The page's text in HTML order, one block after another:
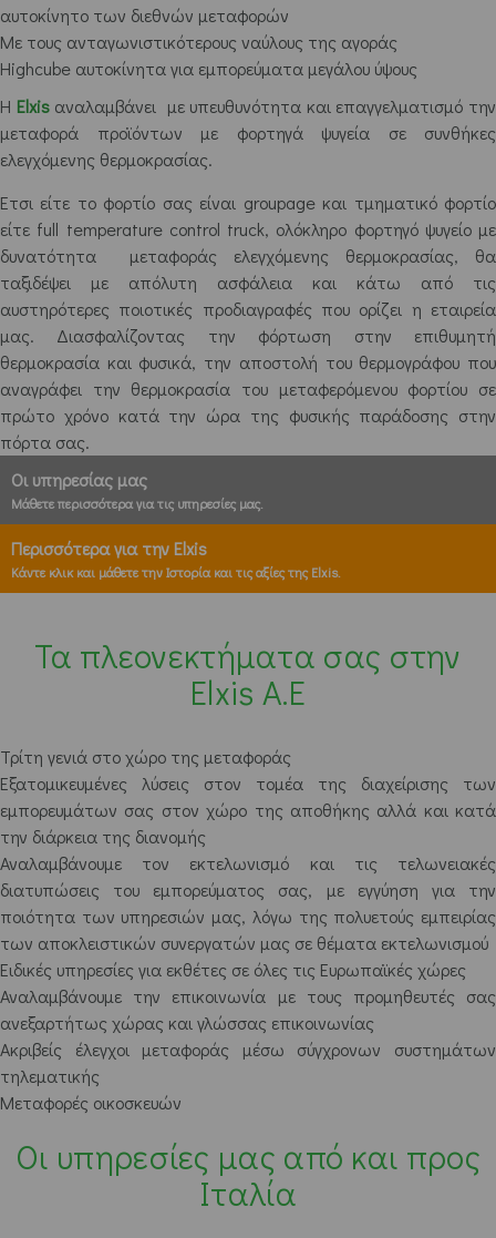
αυτοκίνητο των διεθνών μεταφορών
Με τους ανταγωνιστικότερους ναύλους της αγοράς
Highcube αυτοκίνητα για εμπορεύματα μεγάλου ύψους
Η Elxisαναλαμβάνει με υπευθυνότητα και επαγγελματισμό την
μεταφορά προϊόντων με φορτηγά ψυγεία σε συνθήκες
ελεγχόμενης θερμοκρασίας.
Έτσι είτε το φορτίο σας είναι groupage και τμηματικό φορτίο
είτε full temperature control truck, ολόκληρο φορτηγό ψυγείο με
δυνατότητα μεταφοράς ελεγχόμενης θερμοκρασίας, θα
ταξιδέψει με απόλυτη ασφάλεια και κάτω από τις
αυστηρότερες ποιοτικές προδιαγραφές που ορίζει η εταιρεία
μας. Διασφαλίζοντας την φόρτωση στην επιθυμητή
θερμοκρασία και φυσικά, την αποστολή του θερμογράφου που
αναγράφει την θερμοκρασία του μεταφερόμενου φορτίου σε
πρώτο χρόνο κατά την ώρα της φυσικής παράδοσης στην
πόρτα σας.
Οι υπηρεσίας μας
Μάθετε περισσότερα για τις υπηρεσίες μας.
Περισσότερα για την Elxis
Κάντε κλικ και μάθετε την Ιστορία και τις αξίες της Elxis.
Τα πλεονεκτήματα σας στην
Elxis A.E
Τρίτη γενιά στο χώρο της μεταφοράς
Εξατομικευμένες λύσεις στον τομέα της διαχείρισης των
εμπορευμάτων σας στον χώρο της αποθήκης αλλά και κατά
την διάρκεια της διανομής
Αναλαμβάνουμε τον εκτελωνισμό και τις τελωνειακές
διατυπώσεις του εμπορεύματος σας, με εγγύηση για την
ποιότητα των υπηρεσιών μας, λόγω της πολυετούς εμπειρίας
των αποκλειστικών συνεργατών μας σε θέματα εκτελωνισμού
Ειδικές υπηρεσίες για εκθέτες σε όλες τις Ευρωπαϊκές χώρες
Αναλαμβάνουμε την επικοινωνία με τους προμηθευτές σας
ανεξαρτήτως χώρας και γλώσσας επικοινωνίας
Ακριβείς έλεγχοι μεταφοράς μέσω σύγχρονων συστημάτων
τηλεματικής
Μεταφορές οικοσκευών
Οι υπηρεσίες μας από και προς
Ιταλία